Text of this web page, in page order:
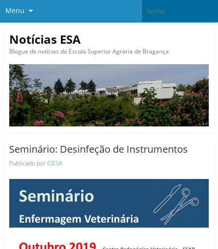
Menu
Notícias ESA
Blogue de notícias da Escola Superior Agrária de Bragança
Seminário: Desinfeção de Instrumentos
Publicado porCiESA